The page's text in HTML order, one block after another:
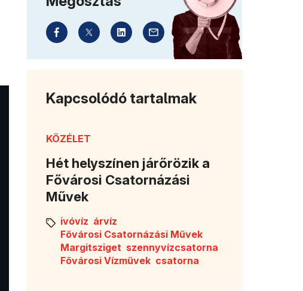
Kapcsolódó tartalmak
KÖZÉLET
Hét helyszínen járőrözik a
Fővárosi Csatornázási
Művek
ivóvíz árvíz
Fővárosi Csatornázási Művek
Margitsziget szennyvízcsatorna
Fővárosi Vízművek csatorna